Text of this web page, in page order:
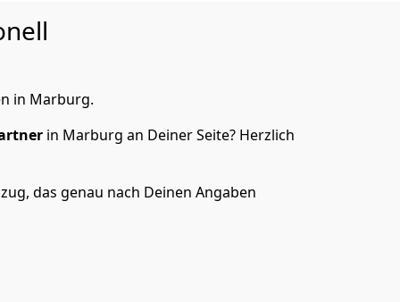
in Marburg.
in Marburg an Deiner Seite? Herzlich
das genau nach Deinen Angaben